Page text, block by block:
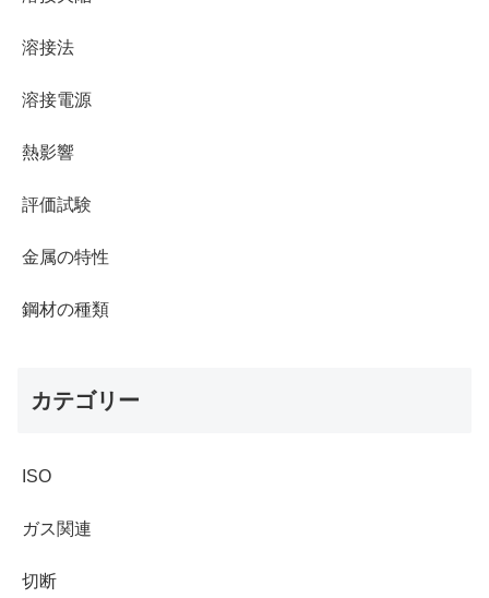
溶接法
溶接電源
熱影響
評価試験
金属の特性
鋼材の種類
カテゴリー
ISO
ガス関連
切断